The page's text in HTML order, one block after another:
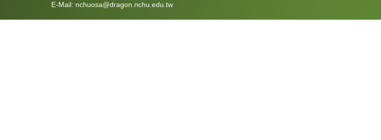
E-Mail: nchuosa@dragon.nchu.edu.tw